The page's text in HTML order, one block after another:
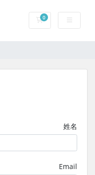
0購物車
姓名
Email